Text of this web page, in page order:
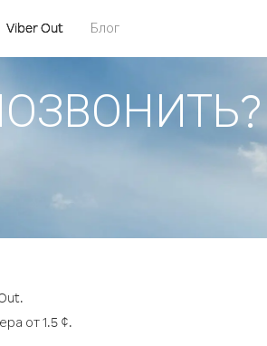
Viber Out Блог
от 1.5 ¢.